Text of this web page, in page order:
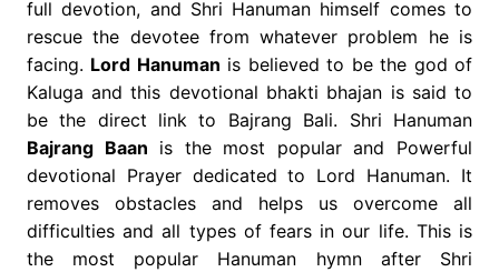
full devotion, and Shri Hanuman himself comes to
rescue the devotee from whatever problem he is
facing. Lord Hanuman is believed to be the god of
Kaluga and this devotional bhakti bhajan is said to
be the direct link to Bajrang Bali. Shri Hanuman
Bajrang Baan is the most popular and Powerful
devotional Prayer dedicated to Lord Hanuman. It
removes obstacles and helps us overcome all
difficulties and all types of fears in our life. This is
the most popular Hanuman hymn after Shri